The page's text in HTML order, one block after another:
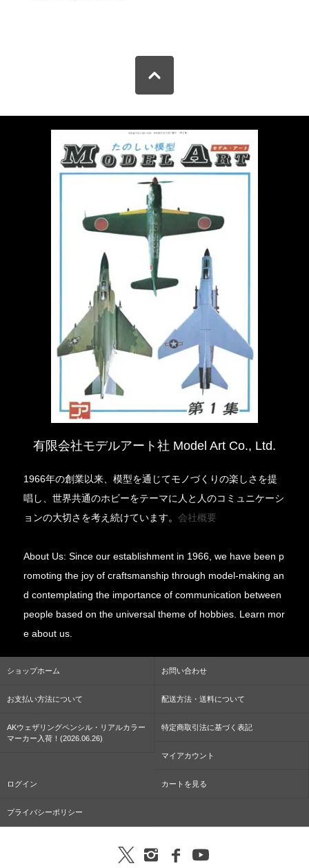
有限会社モデルアート社 Model Art Co., Ltd.
1966年の創業以来、模型を通じてモノづくりの楽しさを提
唱し、世界共通のホビーをテーマに人と人のコミュニケーシ
ョンの大切さを考え続けています。会社概要
About Us: Since our establishment in 1966, we have been p
romoting the joy of craftsmanship through model-making an
d contemplating the importance of communication between
people based on the universal theme of hobbies. Learn mor
e about us.
ショップホーム お問い合わせ
お支払い方法について 配送方法・送料について
AKウェザリングペンシル・リアルカラー
マーカー入荷！(2026.06.26)
特定商取引法に基づく表記
マイアカウント
ログイン カートを見る
プライバシーポリシー